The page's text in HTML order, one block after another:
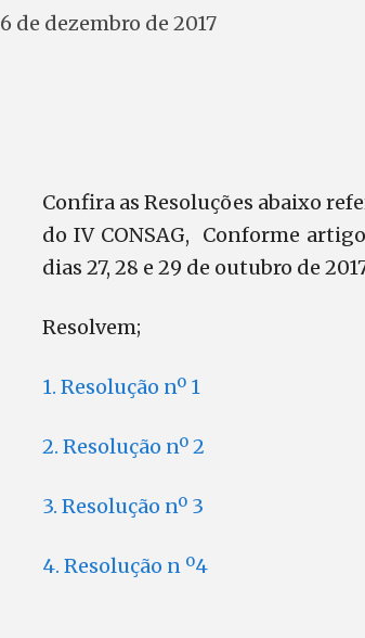
6 de dezembro de 2017
Confira as Resoluções abaixo
do IV CONSAG, Conforme
dias 27, 28 e 29 de outubro de
Resolvem;
1. Resolução nº 1
2. Resolução nº 2
3. Resolução nº 3
4. Resolução n º4